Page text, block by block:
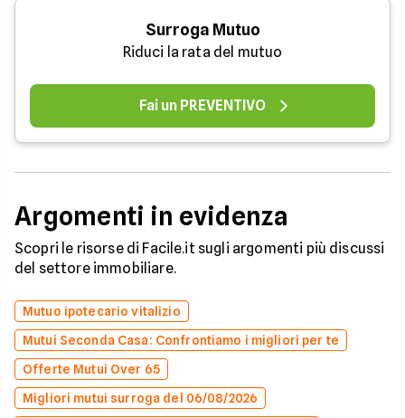
Surroga Mutuo
Riduci la rata del mutuo
Fai un PREVENTIVO
Argomenti in evidenza
Scopri le risorse di Facile.it sugli argomenti più discussi
del settore immobiliare.
Mutuo ipotecario vitalizio
Mutui Seconda Casa: Confrontiamo i migliori per te
Offerte Mutui Over 65
Migliori mutui surroga del 06/08/2026